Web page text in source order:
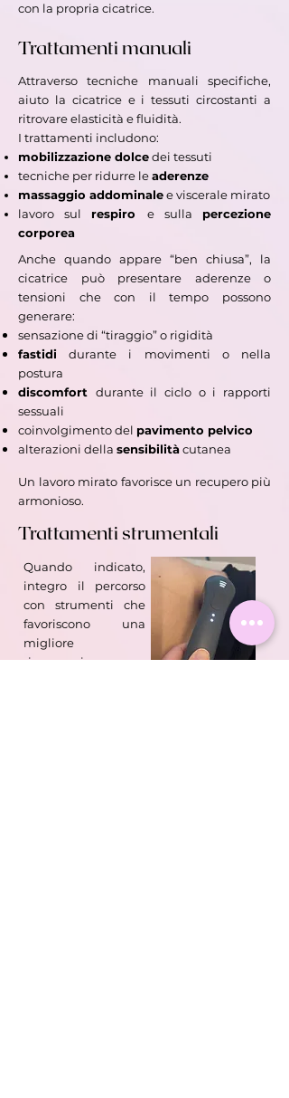
con la propria cicatrice.
Trattamenti manuali
Attraverso tecniche manuali specifiche,
aiuto la cicatrice e i tessuti circostanti a
ritrovare elasticità e fluidità.
I trattamenti includono:
mobilizzazione dolcedei tessuti
tecniche per ridurre leaderenze
massaggio addominalee viscerale mirato
lavoro sul respiro e sulla percezione
corporea
Anche quando appare “ben chiusa”, la
cicatrice può presentare aderenze o
tensioni che con il tempo possono
generare:
sensazione di “tiraggio” o rigidità
fastidi durante i movimenti o nella
postura
discomfort
durante il ciclo o i rapporti
sessuali
coinvolgimento del pavimento pelvico
alterazioni della sensibilitàcutanea
Un lavoro mirato favorisce un recupero più
armonioso.
Trattamenti strumentali
Quando indicato,
integro il percorso
con strumenti che
favoriscono una
migliore
rigenerazione